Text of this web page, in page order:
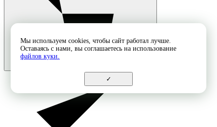
Мы используем cookies, чтобы сайт работал лучше.
Оставаясь с нами, вы соглашаетесь на использование
файлов куки.
✓